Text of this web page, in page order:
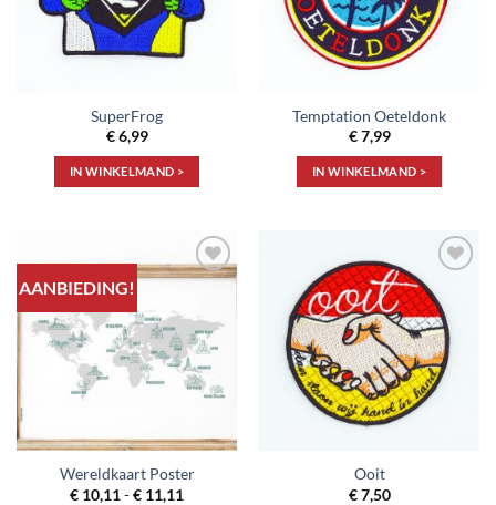
SuperFrog
€6,99
IN WINKELMAND >
Temptation Oeteldonk
€7,99
IN WINKELMAND >
AANBIEDING!
verlanglijst
Wereldkaart Poster
€ 10,11-€ 11,11
Toevoegen
aan
verlanglijst
Ooit
€7,50